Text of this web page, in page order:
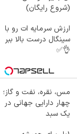
(شروع رایگان)
ارزش سرمایه ات رو با
سینگال درست بالا ببر
👌✅
مس، نقره، نفت و گاز؛
چهار دارایی جهانی در
یک سبد